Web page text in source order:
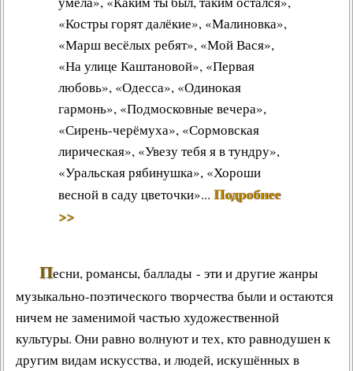
«Костры горят далёкие», «Малиновка»,
«Марш весёлых ребят», «Мой Вася»,
«На улице Каштановой», «Первая
любовь», «Одесса», «Одинокая
гармонь», «Подмосковные вечера»,
«Сирень-черёмуха», «Сормовская
лирическая», «Увезу тебя я в тундру»,
«Уральская рябинушка», «Хороши
весной в саду цветочки»... Подробнее
>>
Песни, романсы, баллады - эти и другие жанры
музыкально-поэтического творчества были и остаются
ничем не заменимой частью художественной
культуры. Они равно волнуют и тех, кто равнодушен к
другим видам искусства, и людей, искушённых в